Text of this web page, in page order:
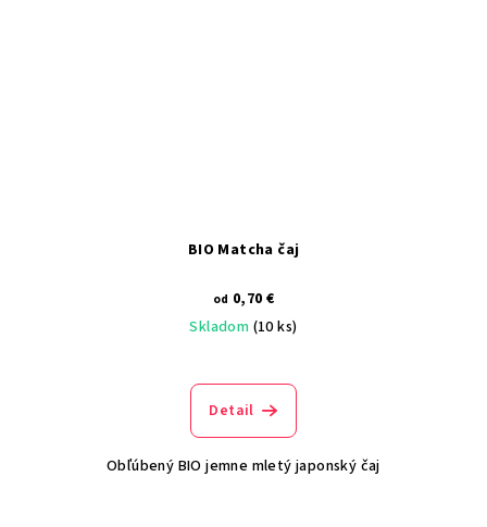
BIO Matcha čaj
od 0,70 €
Skladom (10 ks)
Detail
Obľúbený BIO jemne mletý japonský čaj